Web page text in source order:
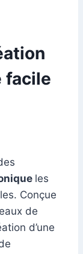
facile
les
Conçue
de
d’une